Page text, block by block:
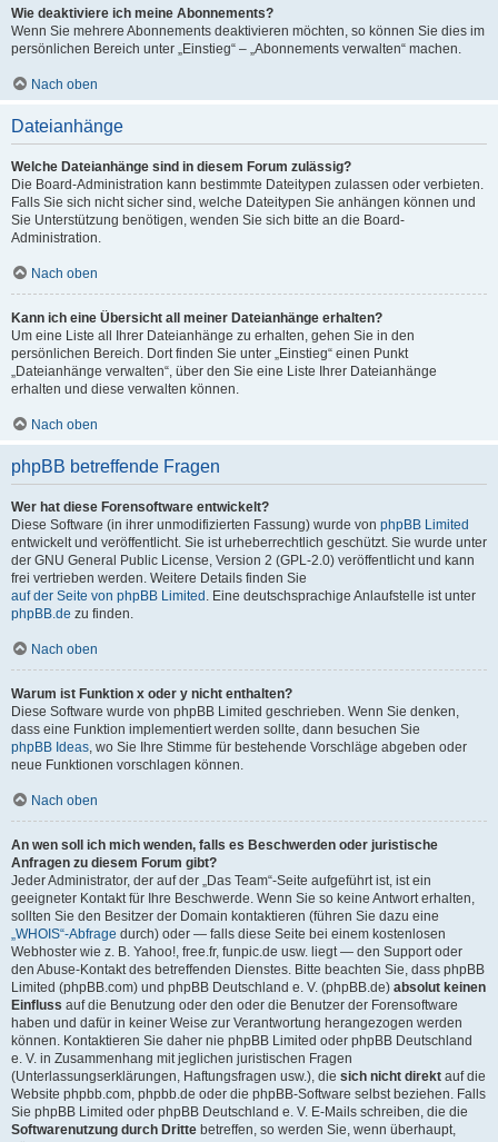
Wie deaktiviere ich meine Abonnements?
Wenn Sie mehrere Abonnements deaktivieren möchten, so können Sie dies im
persönlichen Bereich unter „Einstieg“ – „Abonnements verwalten“ machen.
Nach oben
Dateianhänge
Welche Dateianhänge sind in diesem Forum zulässig?
Die Board-Administration kann bestimmte Dateitypen zulassen oder verbieten.
Falls Sie sich nicht sicher sind, welche Dateitypen Sie anhängen können und
Sie Unterstützung benötigen, wenden Sie sich bitte an die Board-
Administration.
Nach oben
Kann ich eine Übersicht all meiner Dateianhänge erhalten?
Um eine Liste all Ihrer Dateianhänge zu erhalten, gehen Sie in den
persönlichen Bereich. Dort finden Sie unter „Einstieg“ einen Punkt
„Dateianhänge verwalten“, über den Sie eine Liste Ihrer Dateianhänge
erhalten und diese verwalten können.
Nach oben
phpBB betreffende Fragen
Wer hat diese Forensoftware entwickelt?
Diese Software (in ihrer unmodifizierten Fassung) wurde von phpBB Limited
entwickelt und veröffentlicht. Sie ist urheberrechtlich geschützt. Sie wurde unter
der GNU General Public License, Version 2 (GPL-2.0) veröffentlicht und kann
frei vertrieben werden. Weitere Details finden Sie
auf der Seite von phpBB Limited . Eine deutschsprachige Anlaufstelle ist unter
phpBB.de zu finden.
Nach oben
Warum ist Funktion x oder y nicht enthalten?
Diese Software wurde von phpBB Limited geschrieben. Wenn Sie denken,
dass eine Funktion implementiert werden sollte, dann besuchen Sie
phpBB Ideas, wo Sie Ihre Stimme für bestehende Vorschläge abgeben oder
neue Funktionen vorschlagen können.
Nach oben
An wen soll ich mich wenden, falls es Beschwerden oder juristische
Anfragen zu diesem Forum gibt?
Jeder Administrator, der auf der „Das Team“-Seite aufgeführt ist, ist ein
geeigneter Kontakt für Ihre Beschwerde. Wenn Sie so keine Antwort erhalten,
sollten Sie den Besitzer der Domain kontaktieren (führen Sie dazu eine
„WHOIS“-Abfrage durch) oder — falls diese Seite bei einem kostenlosen
Webhoster wie z. B. Yahoo!, free.fr, funpic.de usw. liegt — den Support oder
den Abuse-Kontakt des betreffenden Dienstes. Bitte beachten Sie, dass phpBB
Limited (phpBB.com) und phpBB Deutschland e. V. (phpBB.de) absolut keinen
Einfluss auf die Benutzung oder den oder die Benutzer der Forensoftware
haben und dafür in keiner Weise zur Verantwortung herangezogen werden
können. Kontaktieren Sie daher nie phpBB Limited oder phpBB Deutschland
e. V. in Zusammenhang mit jeglichen juristischen Fragen
(Unterlassungserklärungen, Haftungsfragen usw.), die sich nicht direkt auf die
Website phpbb.com, phpbb.de oder die phpBB-Software selbst beziehen. Falls
Sie phpBB Limited oder phpBB Deutschland e. V. E-Mails schreiben, die die
Softwarenutzung durch Dritte betreffen, so werden Sie, wenn überhaupt,